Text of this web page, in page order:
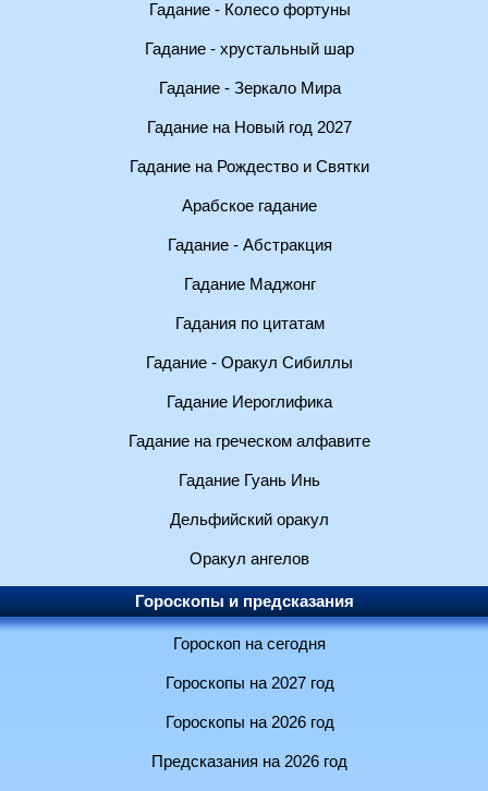
Гадание - Колесо фортуны
Гадание - хрустальный шар
Гадание - Зеркало Мира
Гадание на Новый год 2027
Гадание на Рождество и Святки
Арабское гадание
Гадание - Абстракция
Гадание Маджонг
Гадания по цитатам
Гадание - Оракул Сибиллы
Гадание Иероглифика
Гадание на греческом алфавите
Гадание Гуань Инь
Дельфийский оракул
Оракул ангелов
Гороскопы и предсказания
Гороскоп на сегодня
Гороскопы на 2027 год
Гороскопы на 2026 год
Предсказания на 2026 год